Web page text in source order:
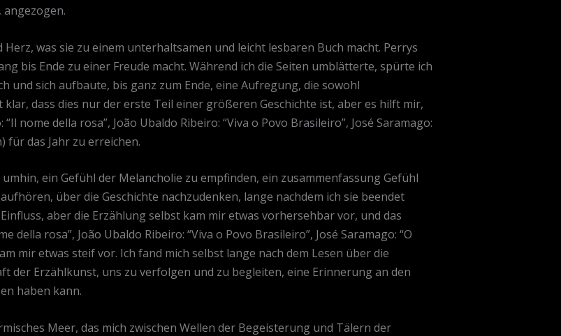
was sie zu einem unterhaltsamen und leicht lesbaren Buch macht. Perrys
bis Ende zu einer Freude macht. Während ich die Seiten umblätterte, spürte ich
und sich aufbaute, bis ganz zum Ende, eine Aufregung, die sowohl
dass dies nur der erste Teil einer größeren Geschichte ist, aber es hilft mir,
nome della rosa”, João Ubaldo Ribeiro: “Viva o Povo Brasileiro”, José Saramago:
für das Jahr zu erreichen.
ein Gefühl der Melancholie zu empfinden, ein zusammenfassung Gefühl
über die Geschichte nachzudenken, lange nachdem ich sie beendet
aber die Erzählung selbst kam mir etwas vorhersehbar vor, und das
rosa”, João Ubaldo Ribeiro: “Viva o Povo Brasileiro”, José Saramago: “O
mir etwas steif vor. Ich fand mich selbst lange nach dem Lesen über die
der Erzählkunst, uns zu verfolgen und zu begleiten, eine Erinnerung an den
haben kann.
Meer, das mich zwischen Wellen der Begeisterung und Tälern der